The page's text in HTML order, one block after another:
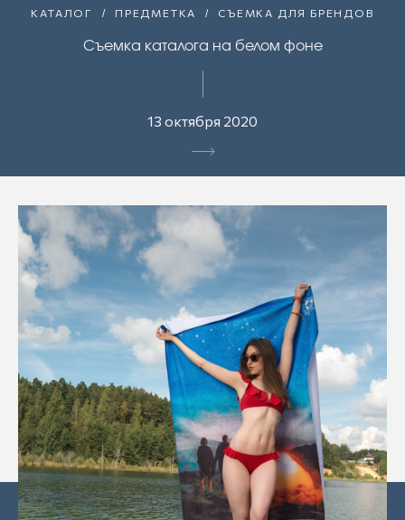
КАТАЛОГ ПРЕДМЕТКА СЪЕМКА ДЛЯ БРЕНДОВ
Съемка каталога на белом фоне
13 октября 2020